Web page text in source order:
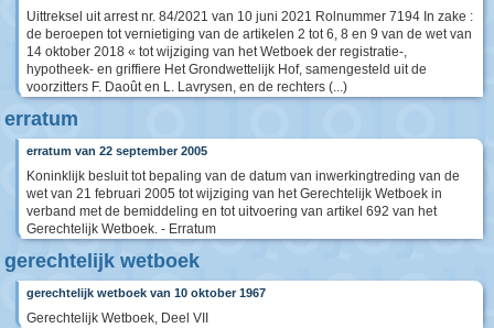
Uittreksel uit arrest nr. 84/2021 van 10 juni 2021 Rolnummer 7194 In zake :
de beroepen tot vernietiging van de artikelen 2 tot 6, 8 en 9 van de wet van
14 oktober 2018 « tot wijziging van het Wetboek der registratie-,
hypotheek- en griffiere Het Grondwettelijk Hof, samengesteld uit de
voorzitters F. Daoût en L. Lavrysen, en de rechters (...)
erratum
erratum van 22 september 2005
Koninklijk besluit tot bepaling van de datum van inwerkingtreding van de
wet van 21 februari 2005 tot wijziging van het Gerechtelijk Wetboek in
verband met de bemiddeling en tot uitvoering van artikel 692 van het
Gerechtelijk Wetboek. - Erratum
gerechtelijk wetboek
gerechtelijk wetboek van 10 oktober 1967
Gerechtelijk Wetboek, Deel VII